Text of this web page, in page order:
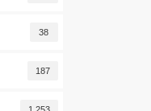
38
187
1,253